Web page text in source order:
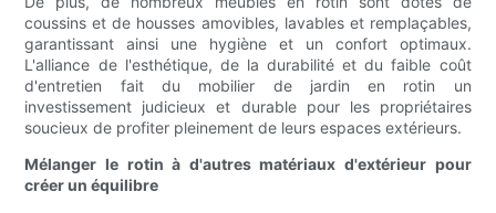
coussins et de housses amovibles, lavables et remplaçables,
garantissant ainsi une hygiène et un confort optimaux.
L'alliance de l'esthétique, de la durabilité et du faible coût
d'entretien fait du mobilier de jardin en rotin un
investissement judicieux et durable pour les propriétaires
soucieux de profiter pleinement de leurs espaces extérieurs.
Mélanger le rotin à d'autres matériaux d'extérieur pour
créer un équilibre